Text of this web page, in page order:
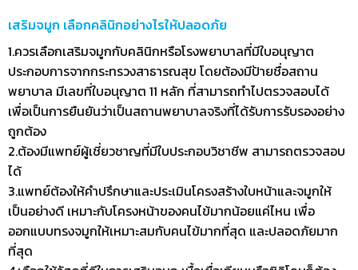
เสริมจมูก เลือกคลินิกอย่างไรให้ปลอดภัย
1.ควรเลือกเสริมจมูกกับคลินิกหรือโรงพยาบาลที่มีใบอนุญาต
ประกอบการจากกระทรวงสาธารณสุข โดยต้องมีป้ายชื่อสถาน
พยาบาล มีเลขที่ใบอนุญาต 11 หลัก ที่สามารถทำไปตรวจสอบได้
เพื่อเป็นการยืนยันว่าเป็นสถานพยาบาลจริงที่ได้รับการรับรองอย่าง
ถูกต้อง
2.ต้องมีแพทย์ผู้เชี่ยวชาญที่มีใบประกอบวิชาชีพ สามารถตรวจสอบ
ได้
3.แพทย์ต้องให้คำปรึกษาและประเมินโครงสร้างใบหน้าและจมูกให้
เป็นอย่างดี เหมาะกับโครงหน้าของคนไข้มากน้อยแค่ไหน เพื่อ
ออกแบบทรงจมูกให้เหมาะสมกับคนไข้มากที่สุด และปลอดภัยมาก
ที่สุด